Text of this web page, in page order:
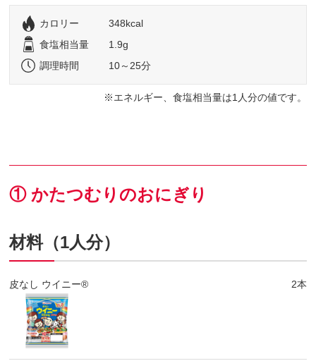
カロリー
348kcal
食塩相当量
1.9g
調理時間
10～25分
エネルギー、食塩相当量は1人分の値です。
① かたつむりのおにぎり
材料（1人分）
皮なし ウイニー® 2本